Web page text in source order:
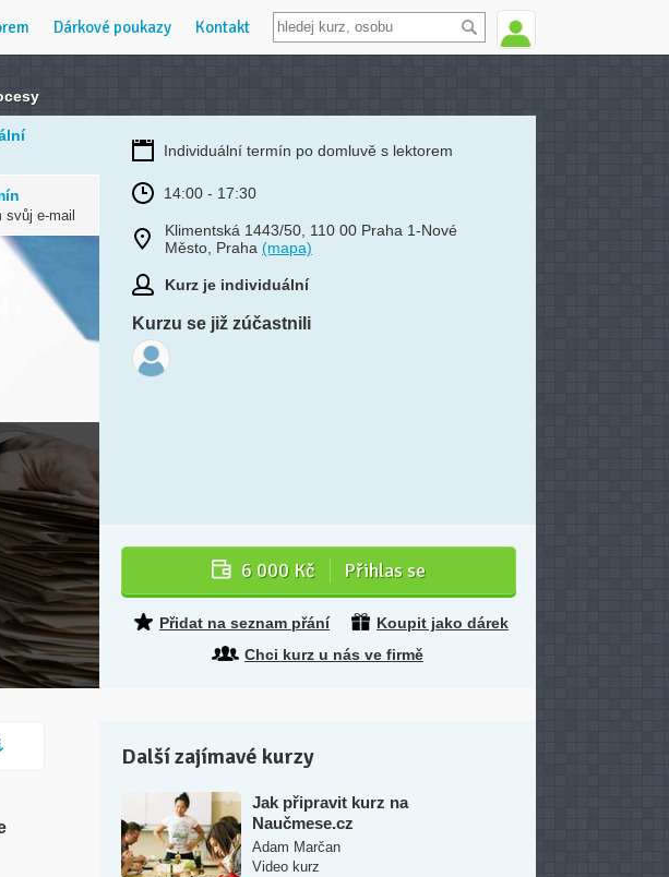
Dárkové poukazy Kontakt
svůj e-mail
Individuální termín po domluvě s lektorem
14:00 - 17:30
Klimentská 1443/50, 110 00 Praha 1-Nové
Město, Praha (mapa)
Kurz je individuální
Kurzu se již zúčastnili
6 000 Kč Přihlas se
Přidat na seznam přání
Koupit jako dárek
Chci kurz u nás ve firmě
Další zajímavé kurzy
Jak připravit kurz na
Naučmese.cz
Adam Marčan
Video kurz